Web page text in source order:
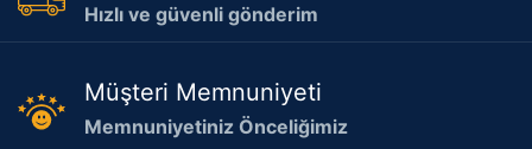
Hızlı ve güvenli gönderim
Müşteri Memnuniyeti
Memnuniyetiniz Önceliğimiz